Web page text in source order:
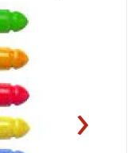
›